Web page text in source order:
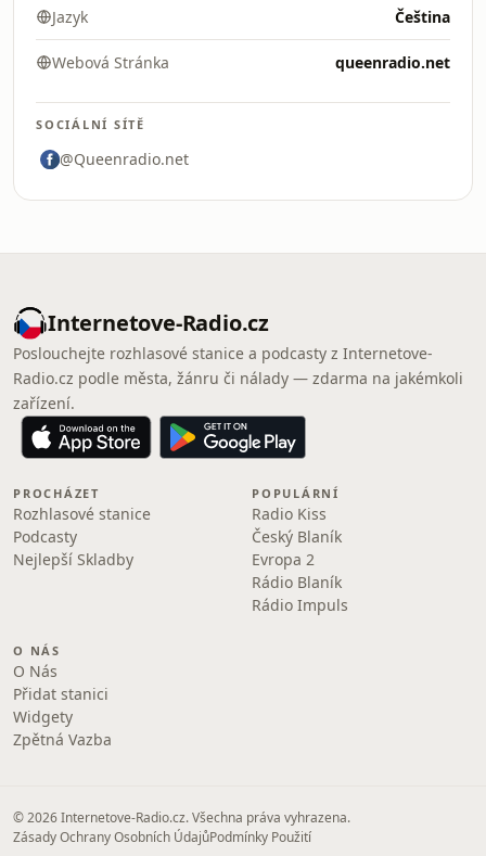
Jazyk Čeština
Webová Stránka queenradio.net
SOCIÁLNÍ SÍTĚ
@Queenradio.net
Internetove-Radio.cz
Poslouchejte rozhlasové stanice a podcasty z Internetove-
Radio.cz podle města, žánru či nálady — zdarma na jakémkoli
zařízení.
PROCHÁZET
Rozhlasové stanice
Podcasty
Nejlepší Skladby
POPULÁRNÍ
Radio Kiss
Český Blaník
Evropa 2
Rádio Blaník
Rádio Impuls
O NÁS
O Nás
Přidat stanici
Widgety
Zpětná Vazba
© 2026 Internetove-Radio.cz. Všechna práva vyhrazena.
Zásady Ochrany Osobních ÚdajůPodmínky Použití